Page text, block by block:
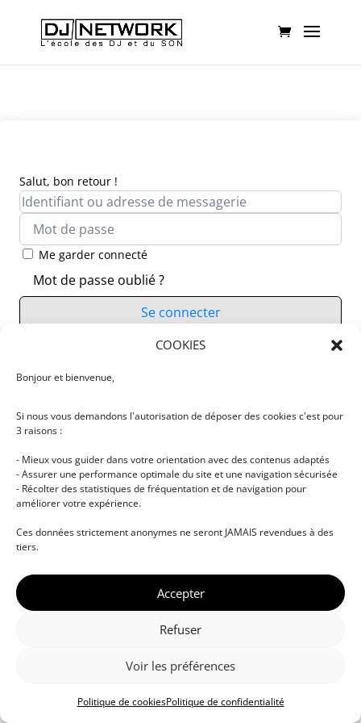
COOKIES
Bonjour et bienvenue,
Si nous vous demandons l'autorisation de déposer des cookies c'est pour
3 raisons :
- Mieux vous guider dans votre orientation avec des contenus adaptés
- Assurer une performance optimale du site et une navigation sécurisée
- Récolter des statistiques de fréquentation et de navigation pour
améliorer votre expérience.
Ces données strictement anonymes ne seront JAMAIS revendues à des
tiers.
Accepter
Refuser
Voir les préférences
Politique de cookiesPolitique de confidentialité
Salut, bon retour !
Me garder connecté
Mot de passe oublié ?
Se connecter
Vous n’avez pas de compte ?
musicale • Certifications professionnelles • Paris •